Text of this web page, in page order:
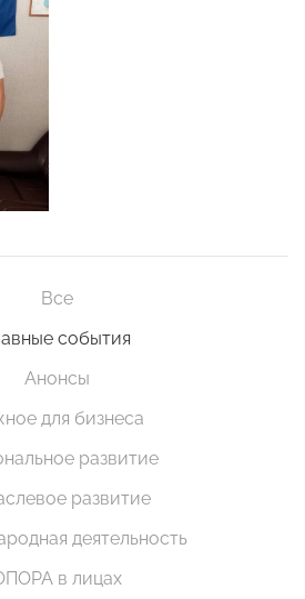
Все
события
Анонсы
для бизнеса
развитие
развитие
деятельность
в лицах